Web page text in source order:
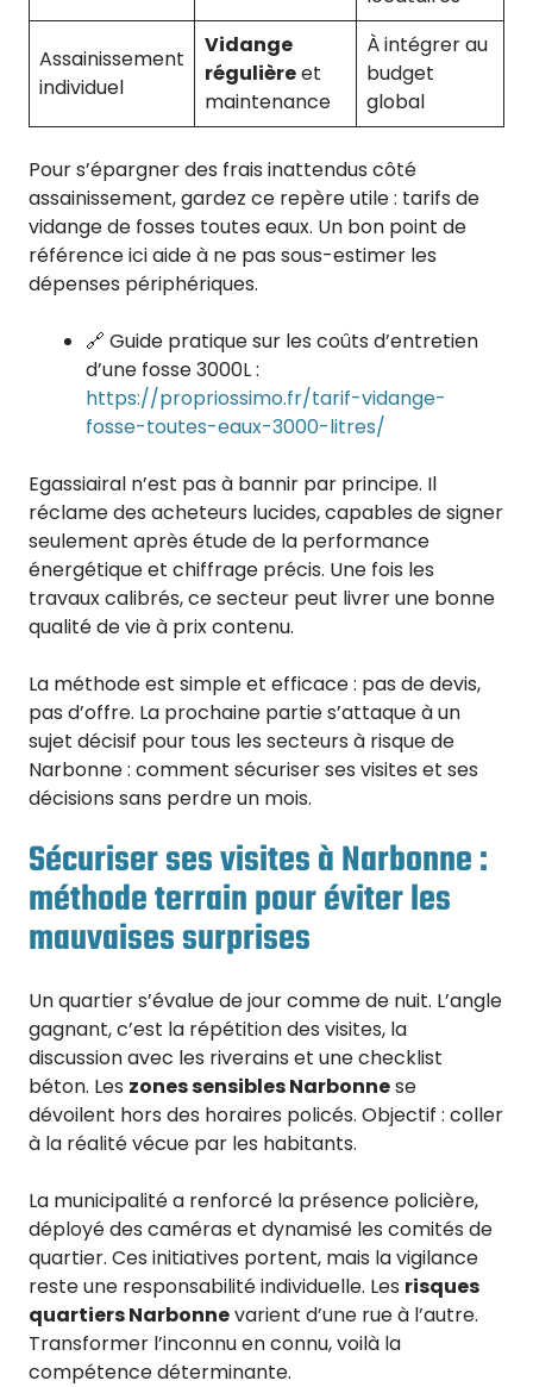
Assainissement
individuel
Vidange
régulièreet
maintenance
À intégrer au
budget
global
Pour s’épargner des frais inattendus côté
assainissement, gardez ce repère utile : tarifs de
vidange de fosses toutes eaux. Un bon point de
référence ici aide à ne pas sous-estimer les
dépenses périphériques.
🔗 Guide pratique sur les coûts d’entretien
d’une fosse 3000L :
https://propriossimo.fr/tarif-vidange-
fosse-toutes-eaux-3000-litres/
Egassiairal n’est pas à bannir par principe. Il
réclame des acheteurs lucides, capables de signer
seulement après étude de la performance
énergétique et chiffrage précis. Une fois les
travaux calibrés, ce secteur peut livrer une bonne
qualité de vie à prix contenu.
La méthode est simple et efficace : pas de devis,
pas d’offre. La prochaine partie s’attaque à un
sujet décisif pour tous les secteurs à risque de
Narbonne : comment sécuriser ses visites et ses
décisions sans perdre un mois.
Sécuriser ses visites à Narbonne :
méthode terrain pour éviter les
mauvaises surprises
Un quartier s’évalue de jour comme de nuit. L’angle
gagnant, c’est la répétition des visites, la
discussion avec les riverains et une checklist
béton. Les zones sensibles Narbonnese
dévoilent hors des horaires policés. Objectif : coller
à la réalité vécue par les habitants.
La municipalité a renforcé la présence policière,
déployé des caméras et dynamisé les comités de
quartier. Ces initiatives portent, mais la vigilance
reste une responsabilité individuelle. Les risques
quartiers Narbonnevarient d’une rue à l’autre.
Transformer l’inconnu en connu, voilà la
compétence déterminante.